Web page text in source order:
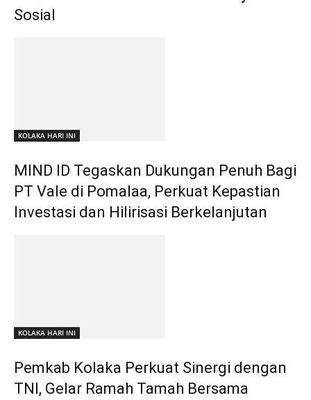
Sosial
KOLAKA HARI INI
MIND ID Tegaskan Dukungan Penuh Bagi
PT Vale di Pomalaa, Perkuat Kepastian
Investasi dan Hilirisasi Berkelanjutan
KOLAKA HARI INI
Pemkab Kolaka Perkuat Sinergi dengan
TNI, Gelar Ramah Tamah Bersama